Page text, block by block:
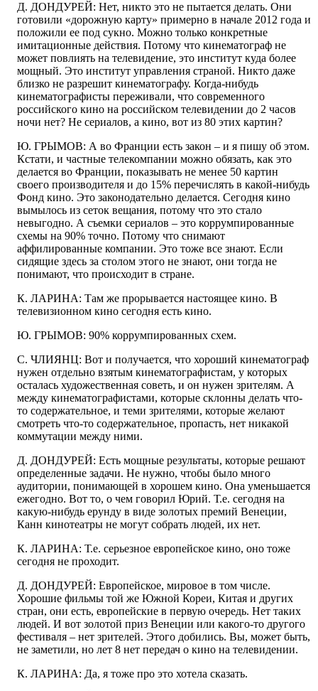
Д. ДОНДУРЕЙ: Нет, никто это не пытается делать. Они
готовили «дорожную карту» примерно в начале 2012 года и
положили ее под сукно. Можно только конкретные
имитационные действия. Потому что кинематограф не
может повлиять на телевидение, это институт куда более
мощный. Это институт управления страной. Никто даже
близко не разрешит кинематографу. Когда-нибудь
кинематографисты переживали, что современного
российского кино на российском телевидении до 2 часов
ночи нет? Не сериалов, а кино, вот из 80 этих картин?
Ю. ГРЫМОВ: А во Франции есть закон – и я пишу об этом.
Кстати, и частные телекомпании можно обязать, как это
делается во Франции, показывать не менее 50 картин
своего производителя и до 15% перечислять в какой-нибудь
Фонд кино. Это законодательно делается. Сегодня кино
вымылось из сеток вещания, потому что это стало
невыгодно. А съемки сериалов – это коррумпированные
схемы на 90% точно. Потому что снимают
аффилированные компании. Это тоже все знают. Если
сидящие здесь за столом этого не знают, они тогда не
понимают, что происходит в стране.
К. ЛАРИНА: Там же прорывается настоящее кино. В
телевизионном кино сегодня есть кино.
Ю. ГРЫМОВ: 90% коррумпированных схем.
С. ЧЛИЯНЦ: Вот и получается, что хороший кинематограф
нужен отдельно взятым кинематографистам, у которых
осталась художественная советь, и он нужен зрителям. А
между кинематографистами, которые склонны делать что-
то содержательное, и теми зрителями, которые желают
смотреть что-то содержательное, пропасть, нет никакой
коммутации между ними.
Д. ДОНДУРЕЙ: Есть мощные результаты, которые решают
определенные задачи. Не нужно, чтобы было много
аудитории, понимающей в хорошем кино. Она уменьшается
ежегодно. Вот то, о чем говорил Юрий. Т.е. сегодня на
какую-нибудь ерунду в виде золотых премий Венеции,
Канн кинотеатры не могут собрать людей, их нет.
К. ЛАРИНА: Т.е. серьезное европейское кино, оно тоже
сегодня не проходит.
Д. ДОНДУРЕЙ: Европейское, мировое в том числе.
Хорошие фильмы той же Южной Кореи, Китая и других
стран, они есть, европейские в первую очередь. Нет таких
людей. И вот золотой приз Венеции или какого-то другого
фестиваля – нет зрителей. Этого добились. Вы, может быть,
не заметили, но лет 8 нет передач о кино на телевидении.
К. ЛАРИНА: Да, я тоже про это хотела сказать.